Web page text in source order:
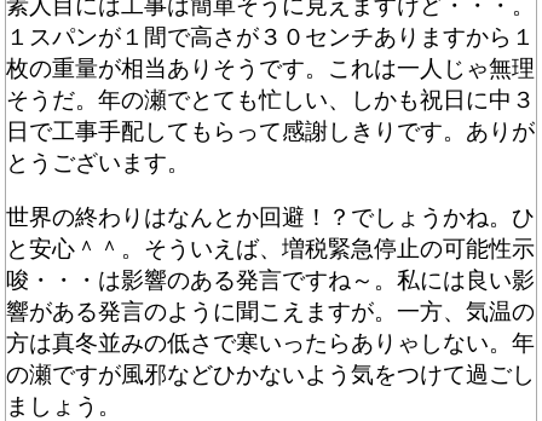
素人目には工事は簡単そうに見えますけど・・・。
１スパンが１間で高さが３０センチありますから１
枚の重量が相当ありそうです。これは一人じゃ無理
そうだ。年の瀬でとても忙しい、しかも祝日に中３
日で工事手配してもらって感謝しきりです。ありが
とうございます。
世界の終わりはなんとか回避！？でしょうかね。ひ
と安心＾＾。そういえば、増税緊急停止の可能性示
唆・・・は影響のある発言ですね～。私には良い影
響がある発言のように聞こえますが。一方、気温の
方は真冬並みの低さで寒いったらありゃしない。年
の瀬ですが風邪などひかないよう気をつけて過ごし
ましょう。